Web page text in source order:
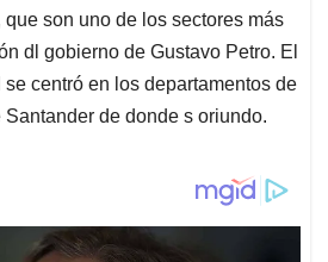
que son uno de los sectores más
dl gobierno de Gustavo Petro. El
centró en los departamentos de
de donde s oriundo.